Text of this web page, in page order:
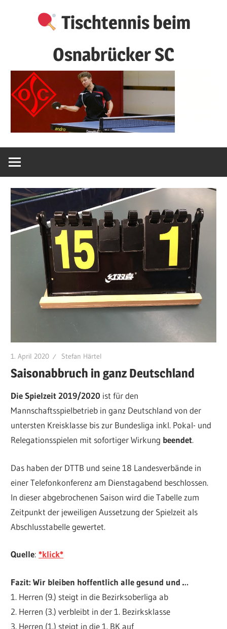
Tischtennis beim
Osnabrücker SC
1. April 2020 Stefan Härtel
Saisonabbruch in ganz Deutschland
Die Spielzeit 2019/2020 ist für den
Mannschaftsspielbetrieb in ganz Deutschland von der
untersten Kreisklasse bis zur Bundesliga inkl. Pokal- und
Relegationsspielen mit sofortiger Wirkung beendet.
Das haben der DTTB und seine 18 Landesverbände in
einer Telefonkonferenz am Dienstagabend beschlossen.
In dieser abgebrochenen Saison wird die Tabelle zum
Zeitpunkt der jeweiligen Aussetzung der Spielzeit als
Abschlusstabelle gewertet.
Quelle:*klick*
Fazit: Wir bleiben hoffentlich alle gesund und …
1. Herren (9.) steigt in die Bezirksoberliga ab
2. Herren (3.) verbleibt in der 1. Bezirksklasse
3. Herren (1.) steigt in die 1. BK auf